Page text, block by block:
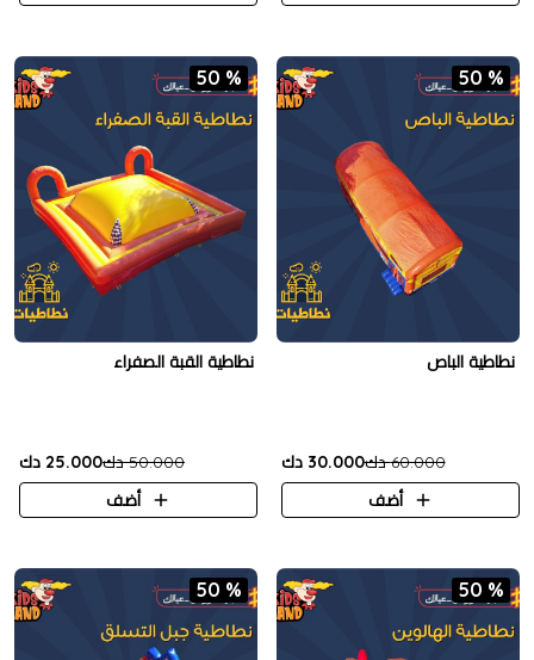
50 %
نطاطية الباص
60.000 دك
30.000 دك
أضف
50 %
نطاطية القبة الصفراء
50.000 دك
25.000 دك
أضف
50 %
50 %